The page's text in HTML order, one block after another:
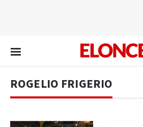
ROGELIO FRIGERIO